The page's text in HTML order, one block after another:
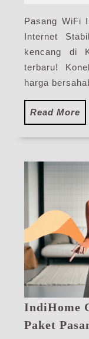
Pasang WiFi
Internet
kencang di
terbaru!
harga
Read More
IndiHome
Paket